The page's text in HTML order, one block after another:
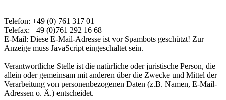
Telefon: +49 (0) 761 317 01
Telefax: +49 (0)761 292 16 68
E-Mail: Diese E-Mail-Adresse ist vor Spambots geschützt! Zur
Anzeige muss JavaScript eingeschaltet sein.
Verantwortliche Stelle ist die natürliche oder juristische Person, die
allein oder gemeinsam mit anderen über die Zwecke und Mittel der
Verarbeitung von personenbezogenen Daten (z.B. Namen, E-Mail-
Adressen o. Ä.) entscheidet.